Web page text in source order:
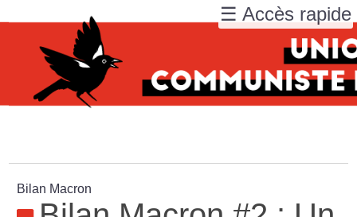
Bilan Macron
☰ Accès rapide